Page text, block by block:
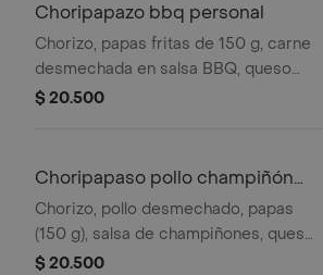
Choripapazo bbq personal
Chorizo, papas fritas de 150 g, carne
desmechada en salsa BBQ, queso
gratinado, salsas y 2 huevos de
$ 20.500
Choripapaso pollo champiñón
personal
Chorizo, pollo desmechado, papas
(150 g), salsa de champiñones, queso
gratinado y 2 huevos de codorniz.
$ 20.500